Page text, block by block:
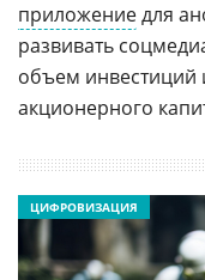
приложениедля
развивать
объем инвестиций
акционерного
ЦИФРОВИЗАЦИЯ